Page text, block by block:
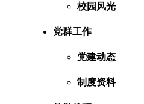
校园风光
党群工作
党建动态
制度资料